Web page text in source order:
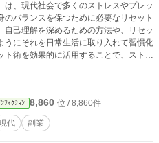
は、現代社会で多くのストレスやプレッ
バランスを保つために必要なリセット
己理解を深めるための方法や、リセッ
うにそれを日常生活に取り入れて習慣化
術を効果的に活用することで、ストレ
体的なステップが示されています。自
な日々を過ごすためのヒントが詰まっ
ﾌｨｸｼｮﾝ 8,860 位 / 8,860件
代 副業